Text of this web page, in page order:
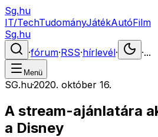
Sg.hu
IT/TechTudományJátékAutóFilm
Sg.hu
·fórum·RSS·hírlevél· ·...
Menü
SG.hu·2020. október 16.
A stream-ajánlatára
a Disney